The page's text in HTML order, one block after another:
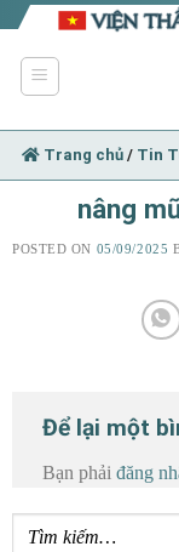
Skip
content
Trang chủ/ Tin
nâng
POSTED ON 05/09/2025
Để lại một
Bạn phải đăng